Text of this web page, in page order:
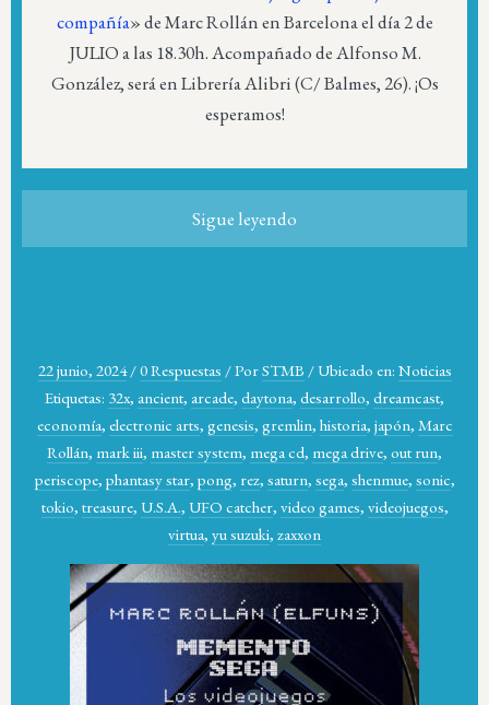
compañía» de Marc Rollán en Barcelona el día 2 de
JULIO a las 18.30h. Acompañado de Alfonso M.
González, será en Librería Alibri (C/ Balmes, 26). ¡Os
esperamos!
Sigue leyendo
22 junio, 2024 /0 Respuestas /PorSTMB / Ubicado en: Noticias
Etiquetas: 32x, ancient, arcade, daytona, desarrollo, dreamcast,
economía, electronic arts, genesis, gremlin, historia, japón, Marc
Rollán, mark iii, master system, mega cd, mega drive, out run,
periscope, phantasy star, pong, rez, saturn, sega, shenmue, sonic,
tokio, treasure, U.S.A., UFO catcher, video games, videojuegos,
virtua, yu suzuki, zaxxon